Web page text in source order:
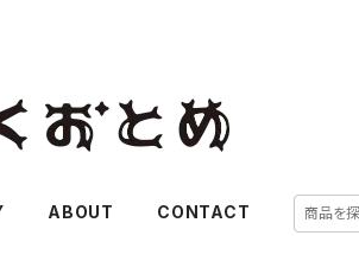
ABOUT CONTACT